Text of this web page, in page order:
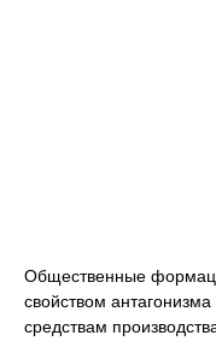
Общественные
свойством
средствам